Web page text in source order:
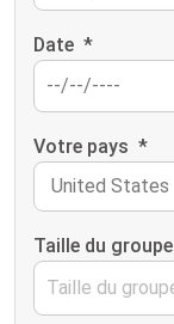
Date *
Votre pays *
Taille du groupe